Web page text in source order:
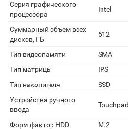
Серия графического
процессора
Intel
Суммарный объем всех
дисков, ГБ
512
Тип видеопамяти
SMA
Тип матрицы
IPS
Тип накопителя
SSD
Устройства ручного
ввода
Touchpad
Форм-фактор HDD
M.2